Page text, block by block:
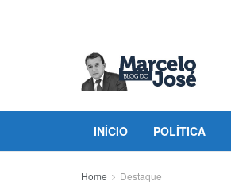
INÍCIO POLÍTICA
Home Destaque